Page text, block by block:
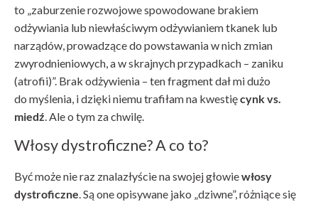
to „zaburzenie rozwojowe spowodowane brakiem
odżywiania lub niewłaściwym odżywianiem tkanek lub
narządów, prowadzące do powstawania w nich zmian
zwyrodnieniowych, a w skrajnych przypadkach – zaniku
(atrofii)”. Brak odżywienia – ten fragment dał mi dużo
do myślenia, i dzięki niemu trafiłam na kwestięcynk vs.
miedź. Ale o tym za chwilę.
Włosy dystroficzne? A co to?
Być może nie raz znalazłyście na swojej głowiewłosy
dystroficzne. Są one opisywane jako „dziwne”, różniące się